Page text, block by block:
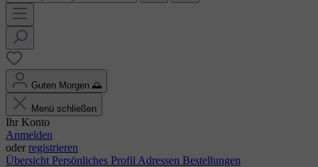
Guten Morgen 🌅
Menü schließen
Ihr Konto
Anmelden
oder registrieren
Übersicht Persönliches Profil Adressen Bestellungen